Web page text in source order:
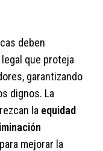
deben
que proteja
garantizando
dignos. La
la equidad
mejorar la